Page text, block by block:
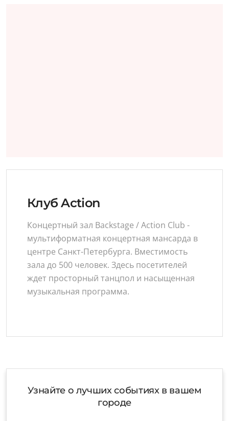
Клуб Action
Концертный зал Backstage / Action Club -
мультиформатная концертная мансарда в
центре Санкт-Петербурга. Вместимость
зала до 500 человек. Здесь посетителей
ждет просторный танцпол и насыщенная
музыкальная программа.
Узнайте о лучших событиях в вашем
городе